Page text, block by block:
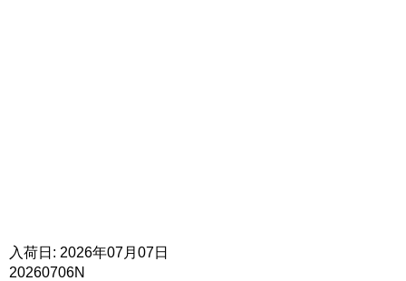
入荷日: 2026年07月07日
20260706N